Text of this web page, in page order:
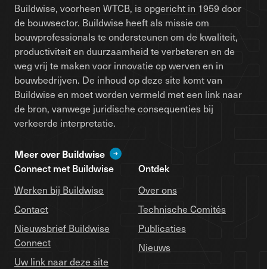
Buildwise, voorheen WTCB, is opgericht in 1959 door
de bouwsector. Buildwise heeft als missie om
bouwprofessionals te ondersteunen om de kwaliteit,
productiviteit en duurzaamheid te verbeteren en de
weg vrij te maken voor innovatie op werven en in
bouwbedrijven. De inhoud op deze site komt van
Buildwise en moet worden vermeld met een link naar
de bron, vanwege juridische consequenties bij
verkeerde interpretatie.
Meer over Buildwise
Connect met Buildwise
Werken bij Buildwise
Contact
Nieuwsbrief Buildwise
Connect
Uw link naar deze site
Ontdek
Over ons
Technische Comités
Publicaties
Nieuws